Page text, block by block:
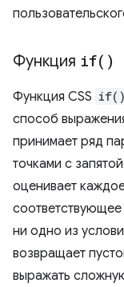
Функция if( )
Функция CSS if()
способ
принимает ряд
точками с
оценивает
ни одно из
возвращает
выражать